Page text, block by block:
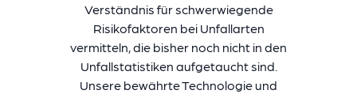
Verständnis für schwerwiegende
Risikofaktoren bei Unfallarten
vermitteln, die bisher noch nicht in den
Unfallstatistiken aufgetaucht sind.
Unsere bewährte Technologie und